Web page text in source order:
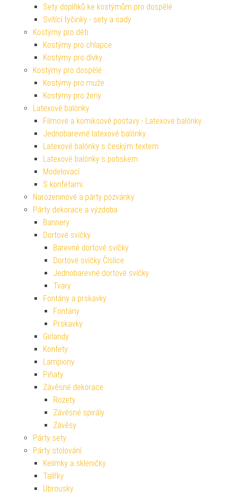
Sety doplňků ke kostýmům pro dospělé
Svítící tyčinky - sety a sady
Kostýmy pro děti
Kostýmy pro chlapce
Kostýmy pro dívky
Kostýmy pro dospělé
Kostýmy pro muže
Kostýmy pro ženy
Latexové balónky
Filmové a komiksové postavy - Latexové balónky
Jednobarevné latexové balónky
Latexové balónky s českým textem
Latexové balónky s potiskem
Modelovací
S konfetami
Narozeninové a párty pozvánky
Párty dekorace a výzdoba
Bannery
Dortové svíčky
Barevné dortové svíčky
Dortové svíčky Číslice
Jednobarevné dortové svíčky
Tvary
Fontány a prskavky
Fontány
Prskavky
Girlandy
Konfety
Lampiony
Piňaty
Závěsné dekorace
Rozety
Závěsné spirály
Závěsy
Párty sety
Párty stolování
Kelímky a skleničky
Talířky
Ubrousky